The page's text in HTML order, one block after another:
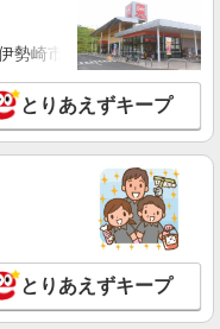
続年数17年以上
域（茨城県、東京都、千
、栃木県、群馬県）及び
転勤があります。
ユー】
代支給 ★交通費上限800
バイザー資格をお持ちの
2500〜5000円/月支給 ※
昇格すると16600円/月支
ン
能
詳細を見る
勢崎市・太田市・館林市
とりあえずキープ
とりあえずキープ